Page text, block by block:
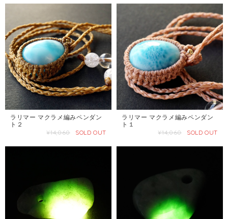
ラリマー マクラメ編みペンダン
ト２
¥14,060
SOLD OUT
ラリマー マクラメ編みペンダン
ト１
¥14,060
SOLD OUT